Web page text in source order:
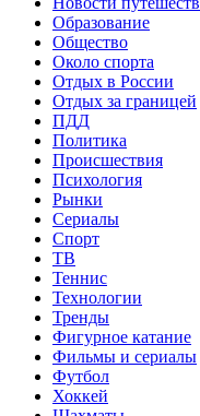
Образование
Общество
Около спорта
Отдых в России
Отдых за границей
ПДД
Политика
Происшествия
Психология
Рынки
Сериалы
Спорт
ТВ
Теннис
Технологии
Тренды
Фигурное катание
Фильмы и сериалы
Футбол
Хоккей